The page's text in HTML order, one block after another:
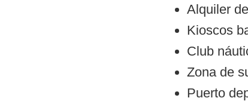
Alquiler
Kioscos
Club
Zona de
Puerto